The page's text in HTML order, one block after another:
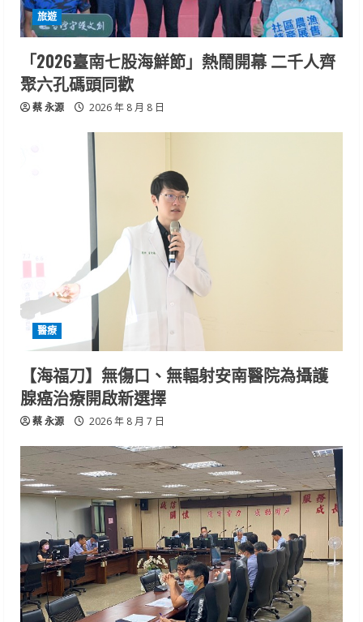
旅遊
「2026臺南七股海鮮節」熱鬧開幕 二千人齊
聚六孔碼頭同歡
蔡 永源 2026 年 8 月 8 日
醫療
【海福刀】無傷口、無輻射安南醫院為攝護
腺癌治療開啟新選擇
蔡 永源 2026 年 8 月 7 日